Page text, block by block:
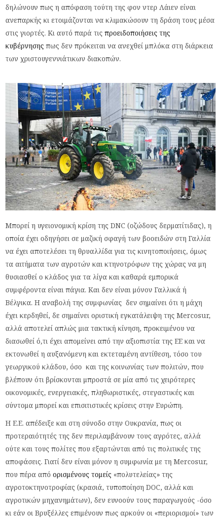
δηλώνουν πως η απόφαση τούτη της φον ντερ Λάιεν είναι
ανεπαρκής κι ετοιμάζονται να κλιμακώσουν τη δράση τους μέσα
στις γιορτές. Κι αυτό παρά τιςπροειδοποιήσεις της
κυβέρνησης πως δεν πρόκειται να ανεχθεί μπλόκα στη διάρκεια
των χριστουγεννιάτικων διακοπών.
Μπορεί η υγειονομική κρίση της DNC (οζώδους δερματίτιδας), η
οποία έχει οδηγήσει σε μαζική σφαγή των βοοειδών στη Γαλλία
να έχει αποτελέσει τη θρυαλλίδα για τις κινητοποιήσεις, όμως
τα αιτήματα των αγροτών και κτηνοτρόφων της χώρας να μη
θυσιασθεί ο κλάδος για τα λίγα και καθαρά εμπορικά
συμφέροντα είναι πάγια. Και δεν είναι μόνον Γαλλικά ή
Βέλγικα. Η αναβολή της συμφωνίας δεν σημαίνει ότι η μάχη
έχει κερδηθεί, δε σημαίνει οριστική εγκατάλειψη της Mercosur,
αλλά αποτελεί απλώς μια τακτική κίνηση, προκειμένου να
διασωθεί ό,τι έχει απομείνει από την αξιοπιστία της ΕΕ και να
εκτονωθεί η αυξανόμενη και εκτεταμένη αντίθεση, τόσο του
γεωργικού κλάδου, όσο και της κοινωνίας των πολιτών, που
βλέπουν ότι βρίσκονται μπροστά σε μία από τις χειρότερες
οικονομικές, ενεργειακές, πληθωριστικές, στεγαστικές και
σύντομα μπορεί και επισιτιστικές κρίσεις στην Ευρώπη.
Η Ε.Ε. απέδειξε και στη σύνοδο στην Ουκρανία, πως οι
προτεραιότητές της δεν περιλαμβάνουν τους αγρότες, αλλά
ούτε και τους πολίτες που εξαρτώνται από τις πολιτικές της
αποφάσεις. Γιατί δεν είναι μόνον η συμφωνία με τη Mercosur,
που πέρα απόορισμένους τομείς «πολυτελείας» της
αγροτοκτηνοτροφίας (κρασιά, τυποποίηση DOC, αλλά και
αγροτικών μηχανημάτων), δεν ευνοούν τους παραγωγούς -όσο
κι εάν οι Βρυξέλλες επιμένουν πως αρκούν οι «περιορισμοί» των